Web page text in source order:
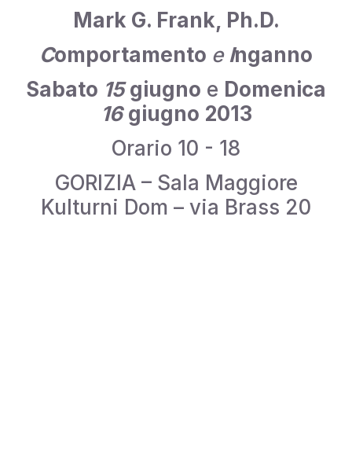
Mark G. Frank, Ph.D.
Comportamento eInganno
Sabato 15 giugno e Domenica
16 giugno 2013
Orario 10 - 18
GORIZIA – Sala Maggiore
Kulturni Dom – via Brass 20